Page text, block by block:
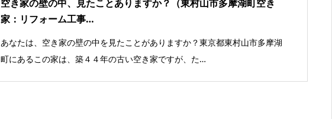
空き家の壁の中、見たことありますか？（東村山市多摩湖町空き
家：リフォーム工事…
あなたは、空き家の壁の中を見たことがありますか？東京都東村山市多摩湖
町にあるこの家は、築４４年の古い空き家ですが、た…